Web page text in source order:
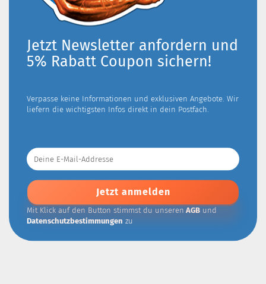
Jetzt Newsletter anfordern und
5% Rabatt Coupon sichern!
Verpasse keine Informationen und exklusiven Angebote. Wir
liefern die wichtigsten Infos direkt in dein Postfach.
Deine
E-
Mail-
Addresse
Mit Klick auf den Button stimmst du unseren AGB und
Datenschutzbestimmungen zu